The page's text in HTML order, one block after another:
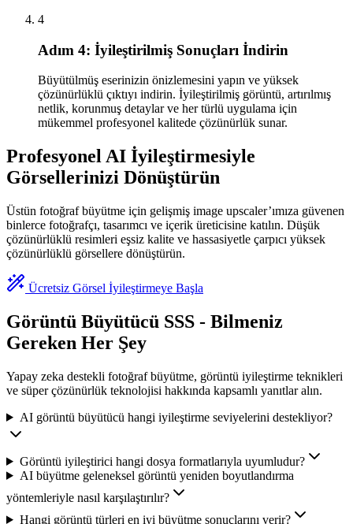
4
Adım 4: İyileştirilmiş Sonuçları İndirin
Büyütülmüş eserinizin önizlemesini yapın ve yüksek
çözünürlüklü çıktıyı indirin. İyileştirilmiş görüntü, artırılmış
netlik, korunmuş detaylar ve her türlü uygulama için
mükemmel profesyonel kalitede çözünürlük sunar.
Profesyonel AI İyileştirmesiyle
Görsellerinizi Dönüştürün
Üstün fotoğraf büyütme için gelişmiş image upscaler’ımıza güvenen
binlerce fotoğrafçı, tasarımcı ve içerik üreticisine katılın. Düşük
çözünürlüklü resimleri eşsiz kalite ve hassasiyetle çarpıcı yüksek
çözünürlüklü görsellere dönüştürün.
Ücretsiz Görsel İyileştirmeye Başla
Görüntü Büyütücü SSS - Bilmeniz
Gereken Her Şey
Yapay zeka destekli fotoğraf büyütme, görüntü iyileştirme teknikleri
ve süper çözünürlük teknolojisi hakkında kapsamlı yanıtlar alın.
AI görüntü büyütücü hangi iyileştirme seviyelerini destekliyor?
Görüntü iyileştirici hangi dosya formatlarıyla uyumludur?
AI büyütme geleneksel görüntü yeniden boyutlandırma
yöntemleriyle nasıl karşılaştırılır?
Hangi görüntü türleri en iyi büyütme sonuçlarını verir?